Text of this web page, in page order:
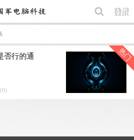
否行的通 热门